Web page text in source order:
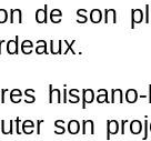
de son
son